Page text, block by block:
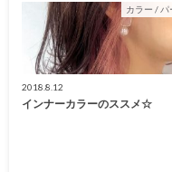
カラー / パ
2018.8.12
インナーカラーのススメ☆